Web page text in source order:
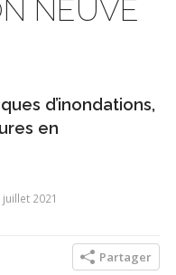
NEUVE
d’inondations,
en
2021
Partager